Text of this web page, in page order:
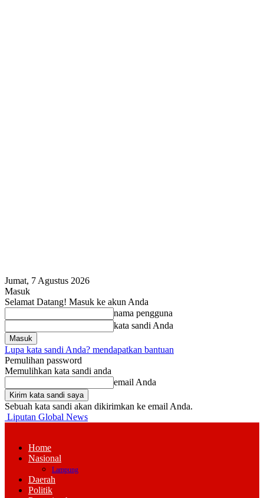
Jumat, 7 Agustus 2026
Masuk
Selamat Datang! Masuk ke akun Anda
nama pengguna
kata sandi Anda
Lupa kata sandi Anda? mendapatkan bantuan
Pemulihan password
Memulihkan kata sandi anda
email Anda
Sebuah kata sandi akan dikirimkan ke email Anda.
Liputan Global News
Home
Nasional
Lampung
Daerah
Politik